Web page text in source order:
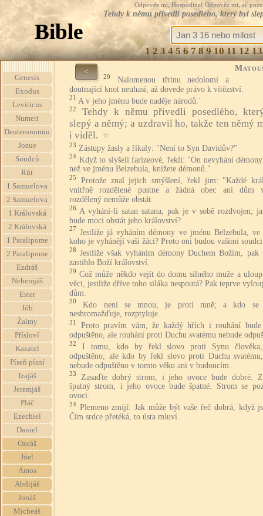
Odpověz mi, Hospodine! Odpověz mi, ať
Tehdy k němu přivedli posedlého, který byl
Bible
1 2 3 4 5 6 7 8 9 10 11 12 13
Genesis
Exodus
Leviticus
Numeri
Deuteronomiu
Jozue
Soudců
Rút
1 Samuelova
2 Samuelova
1 Královská
2 Královská
1 Paralipome
2 Paralipome
Ezdráš
Nehemjáš
Ester
Jób
Žalmy
Přísloví
Kazatel
Píseň písní
Izajáš
Jeremjáš
Pláč
Ezechiel
Daniel
Ozeáš
Jóel
Ámos
Abdijáš
Jonáš
Micheáš
<
20
Nalomenou třtinu nedolomí a
doutnající knot neuhasí, až dovede právo k vítězství.
21 A v jeho jménu bude naděje národů.´
22
Tehdy k němu přivedli posedlého,
slepý a němý; a uzdravil ho, takže ten němý
i viděl.
☆
23 Zástupy žasly a říkaly: "Není to Syn Davidův?"
24 Když to slyšeli farizeové, řekli: "On nevyhání
než ve jménu Belzebula, knížete démonů."
25
Protože znal jejich smýšlení, řekl jim: "Každé
vnitřně rozdělené pustne a žádná obec ani dům
rozdělený nemůže obstát.
26 A vyhání-li satan satana, pak je v sobě rozdvojen;
bude moci obstát jeho království?
27 Jestliže já vyháním démony ve jménu Belzebula, ve
koho je vyhánějí vaši žáci? Proto oni budou vašimi
28
Jestliže však vyháním démony Duchem Božím, pak
zastihlo Boží království.
29 Což může někdo vejít do domu silného muže a
věci, jestliže dříve toho siláka nespoutá? Pak teprve
dům.
30
Kdo není se mnou, je proti mně; a kdo se
neshromažďuje, rozptyluje.
31
Proto pravím vám, že každý hřích i rouhání
odpuštěno, ale rouhání proti Duchu svatému nebude
32
I tomu, kdo by řekl slovo proti Synu člověka,
odpuštěno; ale kdo by řekl slovo proti Duchu
nebude odpuštěno v tomto věku ani v budoucím.
33
Zasaďte dobrý strom, i jeho ovoce bude dobré.
špatný strom, i jeho ovoce bude špatné. Strom se
ovoci.
34 Plemeno zmijí: Jak může být vaše řeč dobrá, když
Čím srdce přetéká, to ústa mluví.